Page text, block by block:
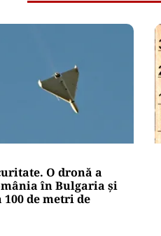
O dronă a
în Bulgaria şi
de metri de